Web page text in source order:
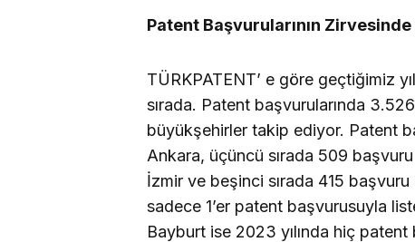
Patent Başvurularının
TÜRKPATENT’ e göre geçtiğimiz
sırada. Patent başvurularında
büyükşehirler takip ediyor. Patent
Ankara, üçüncü sırada 509
İzmir ve beşinci sırada 415
sadece 1’er patent başvurusuyla
Bayburt ise 2023 yılında hiç